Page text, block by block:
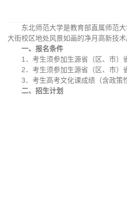
东北师范大学是教育部直属师范
大街校区地处风景如画的净月高新技术
一、报名条件
1．考生须参加生源省（区、市）
2．考生须参加生源省（区、市）
3．考生高考文化课成绩（含政策
二、招生计划